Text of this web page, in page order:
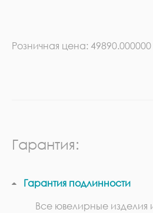
Розничная цена: 49890.000000
Гарантия:
Гарантия подлинности
Все ювелирные изделия